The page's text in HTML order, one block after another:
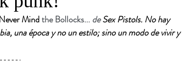
Mind the Bollocks... de Sex Pistols. No hay
una época y no un estilo; sino un modo de vivir y